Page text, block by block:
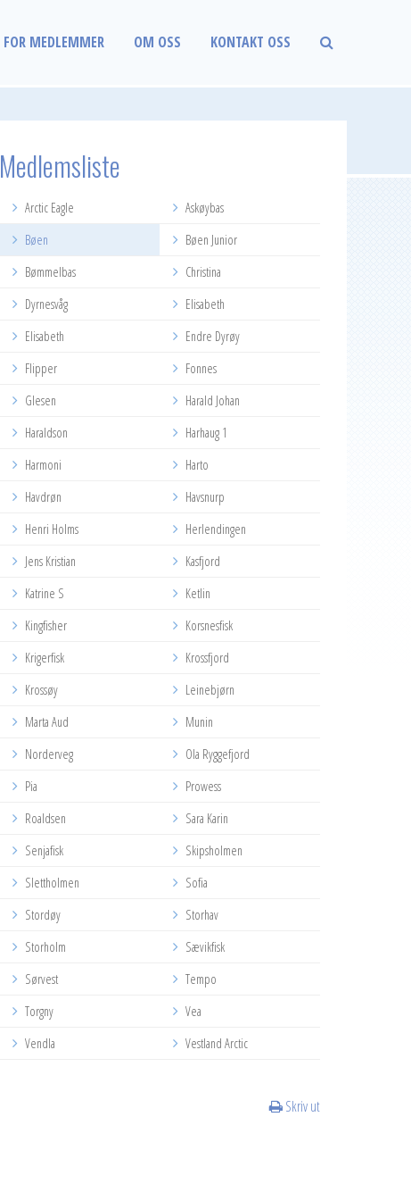
FOR MEDLEMMER OM OSS KONTAKT OSS
Medlemsliste
Arctic Eagle
Askøybas
Bøen
Bøen Junior
Bømmelbas
Christina
Dyrnesvåg
Elisabeth
Elisabeth
Endre Dyrøy
Flipper
Fonnes
Glesen
Harald Johan
Haraldson
Harhaug 1
Harmoni
Harto
Havdrøn
Havsnurp
Henri Holms
Herlendingen
Jens Kristian
Kasfjord
Katrine S
Ketlin
Kingfisher
Korsnesfisk
Krigerfisk
Krossfjord
Krossøy
Leinebjørn
Marta Aud
Munin
Norderveg
Ola Ryggefjord
Pia
Prowess
Roaldsen
Sara Karin
Senjafisk
Skipsholmen
Slettholmen
Sofia
Stordøy
Storhav
Storholm
Sævikfisk
Sørvest
Tempo
Torgny
Vea
Vendla
Vestland Arctic
Skriv ut